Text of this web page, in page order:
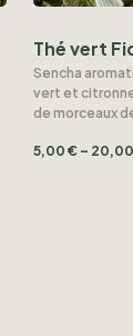
Thé vert
Sencha
vert et
de morceaux
5,00 € – 20,00